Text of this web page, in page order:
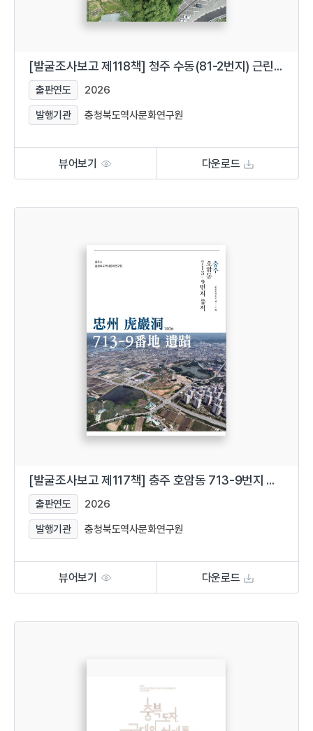
[발굴조사보고 제118책] 청주 수동(81-2번지) 근린공원 조성사업부지 내 유적
출판연도
2026
발행기관
충청북도역사문화연구원
뷰어보기 다운로드
[발굴조사보고 제117책] 충주 호암동 713-9번지 유적
출판연도
2026
발행기관
충청북도역사문화연구원
뷰어보기 다운로드